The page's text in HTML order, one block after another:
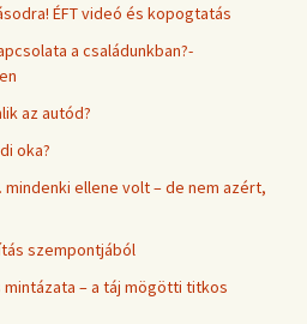
ÉFT videó és kopogtatás
a családunkban?-
az autód?
oka?
ellene volt – de nem azért,
szempontjából
– a táj mögötti titkos